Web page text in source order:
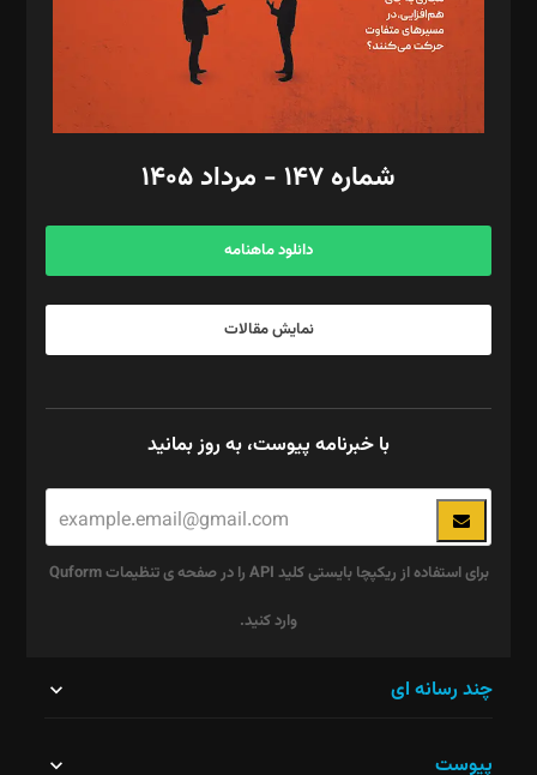
فیلمبرداری و عکاسی: امیر شفیعی، مانی لطفی زاده
گرافیک و صفحه‌آرایی: سید‌سبحان‌علی ثابت
مد‌یر توسعه تجاری: کامبیز برید‌
امور مالی: شاپور رهبری، محمد‌ کاظمی‌نیا
آگهی و مشترکین: ۰۹۱۹۹۹۹۰۴۵۴
شماره ۱۴۷ - مرداد ۱۴۰۵
دانلود ماهنامه
نمایش مقالات
با خبرنامه پیوست، به روز بمانید
برای استفاده از ریکپچا بایستی کلید API را در صفحه ی تنظیمات Quform
وارد کنید.
نباید
چند رسانه ای
پیوست